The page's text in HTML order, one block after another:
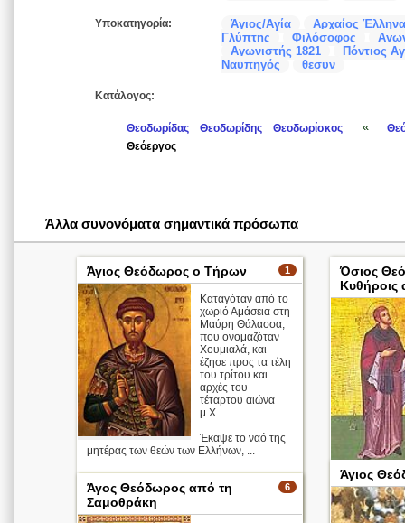
Υποκατηγορία: Άγιος/Αγία
Αρχαίος
Γλύπτης
Φιλόσοφος
Αγωνιστής 1821
Πόντιος
Ναυπηγός
θεσυν
Κατάλογος:
Θεοδωρίδας Θεοδωρίδης Θεοδωρίσκος «
Θεόεργος
Άλλα συνονόματα σημαντικά πρόσωπα
1
Άγιος Θεόδωρος ο Τήρων
Καταγόταν από το
χωριό Αμάσεια στη
Μαύρη Θάλασσα,
που ονομαζόταν
Χουμιαλά, και
έζησε προς τα τέλη
του τρίτου και
αρχές του
τέταρτου αιώνα
μ.Χ..
Έκαψε το ναό της
μητέρας των θεών των Ελλήνων, ...
Απολυτίκιο
Όσιος
Κυθήροις
Όταν έφτασε
Άγιος
6
Άγος Θεόδωρος από τη
Σαμοθράκη